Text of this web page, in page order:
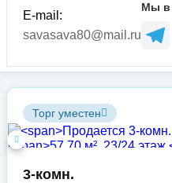
E-mail:
savasava80@mail.ru
Мы в
Торг уместен
3-комн.